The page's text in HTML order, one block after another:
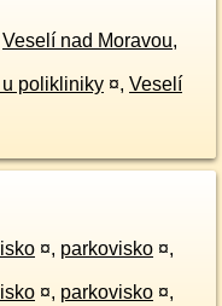
Veselí nad Moravou,
polikliniky ¤, Veselí
¤, parkovisko ¤,
¤, parkovisko ¤,